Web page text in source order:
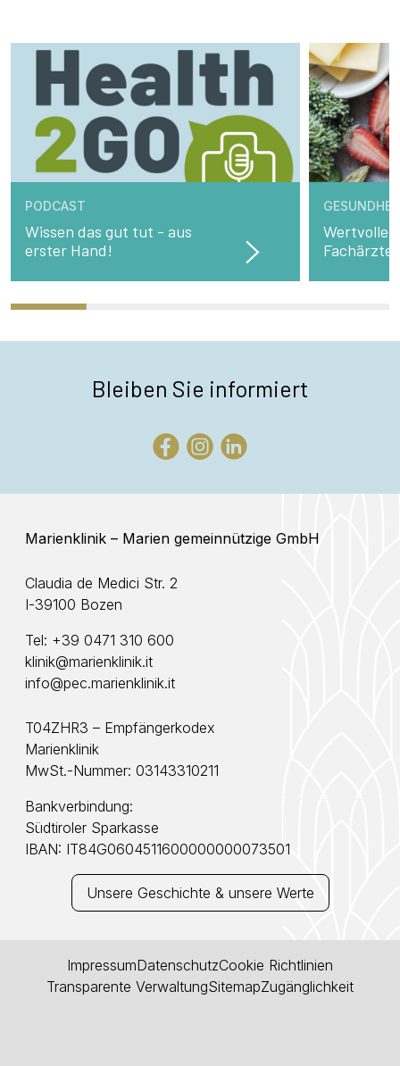
PODCAST
Wissen das gut tut - aus
erster Hand!
Wertvolle
Bleiben Sie informiert
Marienklinik – Marien gemeinnützige GmbH
Claudia de Medici Str. 2
I-39100 Bozen
Tel: +39 0471 310 600
klinik@marienklinik.it
info@pec.marienklinik.it
T04ZHR3 – Empfängerkodex
Marienklinik
MwSt.-Nummer: 03143310211
Bankverbindung:
Südtiroler Sparkasse
IBAN: IT84G0604511600000000073501
Unsere Geschichte & unsere Werte
ImpressumDatenschutzCookie Richtlinien
Transparente VerwaltungSitemapZugänglichkeit